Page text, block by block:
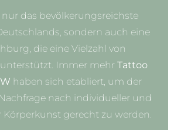
das bevölkerungsreichste
sondern auch eine
die eine Vielzahl von
Immer mehrTattoo
haben sich etabliert, um der
nach individueller und
Körperkunst gerecht zu werden.